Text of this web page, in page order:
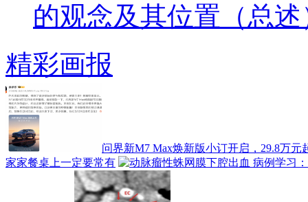
的观念及其位置（总述
精彩画报
问界新M7 Max焕新版小订开启，29.8万元
家家餐桌上一定要常有